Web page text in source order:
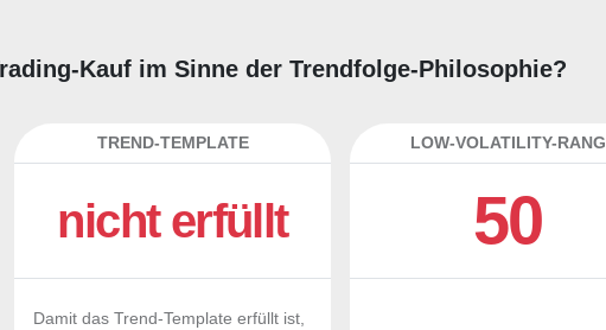
Kauf im Sinne der Trendfolge-Philosophie?
TREND-TEMPLATE
nicht erfüllt
Damit das Trend-Template erfüllt ist,
LOW-VOLATILITY-RANG
50